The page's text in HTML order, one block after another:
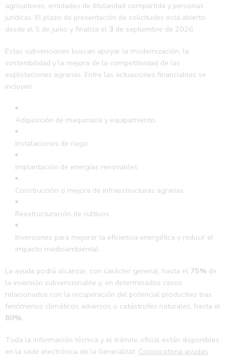
agricultores, entidades de titularidad compartida y personas
jurídicas. El plazo de presentación de solicitudes está abierto
desde el 5 de junio y finaliza el 3 de septiembre de 2026.
Estas subvenciones buscan apoyar la modernización, la
sostenibilidad y la mejora de la competitividad de las
explotaciones agrarias. Entre las actuaciones financiables se
incluyen:
Adquisición de maquinaria y equipamiento.
Instalaciones de riego.
Implantación de energías renovables.
Construcción o mejora de infraestructuras agrarias.
Reestructuración de cultivos.
Inversiones para mejorar la eficiencia energética y reducir el
impacto medioambiental.
La ayuda podrá alcanzar, con carácter general, hasta el 75% de
la inversión subvencionable y, en determinados casos
relacionados con la recuperación del potencial productivo tras
fenómenos climáticos adversos o catástrofes naturales, hasta el
80%.
Toda la información técnica y el trámite oficial están disponibles
en la sede electrónica de la Generalitat: Convocatoria ayudas